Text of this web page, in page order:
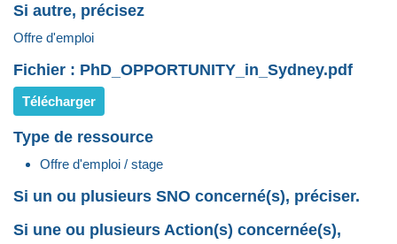
Si autre, précisez
Offre d'emploi
Fichier : PhD_OPPORTUNITY_in_Sydney.pdf
Télécharger
Type de ressource
Offre d'emploi / stage
Si un ou plusieurs SNO concerné(s), préciser.
Si une ou plusieurs Action(s) concernée(s),